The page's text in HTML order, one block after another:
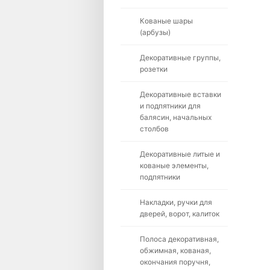
Кованые шары
(арбузы)
Декоративные группы,
розетки
Декоративные вставки
и подпятники для
балясин, начальных
столбов
Декоративные литые и
кованые элементы,
подпятники
Накладки, ручки для
дверей, ворот, калиток
Полоса декоративная,
обжимная, кованая,
окончания поручня,